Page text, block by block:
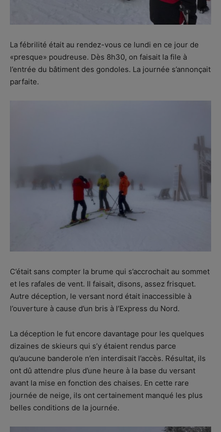
La fébrilité était au rendez-vous ce lundi en ce jour de
«presque» poudreuse. Dès 8h30, on faisait la file à
l’entrée du bâtiment des gondoles. La journée s’annonçait
parfaite.
C’était sans compter la brume qui s’accrochait au sommet
et les rafales de vent. Il faisait, disons, assez frisquet.
Autre déception, le versant nord était inaccessible à
l’ouverture à cause d’un bris à l’Express du Nord.
La déception le fut encore davantage pour les quelques
dizaines de skieurs qui s’y étaient rendus parce
qu’aucune banderole n’en interdisait l’accès. Résultat, ils
ont dû attendre plus d’une heure à la base du versant
avant la mise en fonction des chaises. En cette rare
journée de neige, ils ont certainement manqué les plus
belles conditions de la journée.